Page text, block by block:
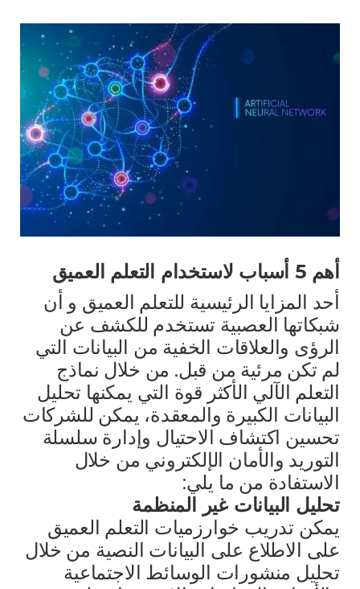
أهم 5 أسباب لاستخدام التعلم العميق
أحد المزايا الرئيسية للتعلم العميق و أن
شبكاتها العصبية تستخدم للكشف عن
الرؤى والعلاقات الخفية من البيانات التي
لم تكن مرئية من قبل. من خلال نماذج
التعلم الآلي الأكثر قوة التي يمكنها تحليل
البيانات الكبيرة والمعقدة، يمكن للشركات
تحسين اكتشاف الاحتيال وإدارة سلسلة
التوريد والأمان الإلكتروني من خلال
الاستفادة من ما يلي:
تحليل البيانات غير المنظمة
يمكن تدريب خوارزميات التعلم العميق
على الاطلاع على البيانات النصية من خلال
تحليل منشورات الوسائط الاجتماعية